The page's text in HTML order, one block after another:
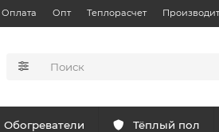
Оплата Опт Теплорасчет
Обогреватели Тёплый пол